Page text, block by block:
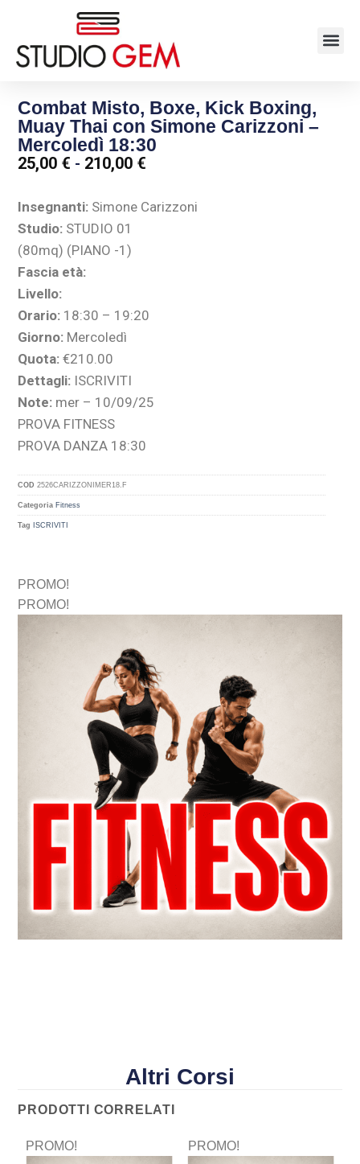
Combat Misto, Boxe, Kick Boxing,
Muay Thai con Simone Carizzoni –
Mercoledì 18:30
25,00 € - 210,00 €
Insegnanti: Simone Carizzoni
Studio: STUDIO 01
(80mq) (PIANO -1)
Fascia età:
Livello:
Orario: 18:30 – 19:20
Giorno: Mercoledì
Quota: €210.00
Dettagli: ISCRIVITI
Note: mer – 10/09/25
PROVA FITNESS
PROVA DANZA 18:30
COD2526CARIZZONIMER18.F
Categoria Fitness
Tag ISCRIVITI
PROMO!
PROMO!
Altri Corsi
PRODOTTI CORRELATI
PROMO! PROMO!